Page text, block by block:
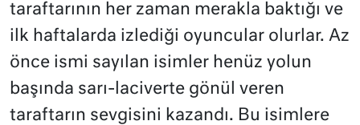
taraftarının her zaman merakla baktığı ve
ilk haftalarda izlediği oyuncular olurlar. Az
önce ismi sayılan isimler henüz yolun
başında sarı-laciverte gönül veren
taraftarın sevgisini kazandı. Bu isimlere